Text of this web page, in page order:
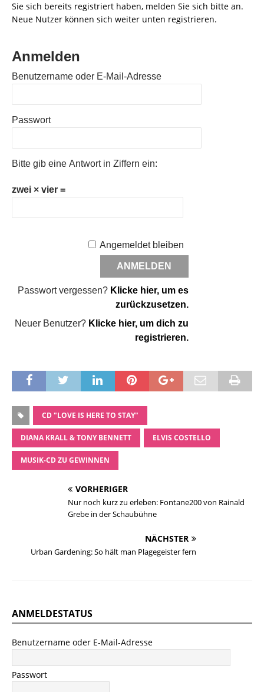
Sie sich bereits registriert haben, melden Sie sich bitte an.
Neue Nutzer können sich weiter unten registrieren.
Anmelden
Benutzername oder E-Mail-Adresse
Passwort
Bitte gib eine Antwort in Ziffern ein:
zwei × vier =
Angemeldet bleiben
Passwort vergessen? Klicke hier, um es
zurückzusetzen.
Neuer Benutzer? Klicke hier, um dich zu
registrieren.
CD "LOVE IS HERE TO STAY"
DIANA KRALL & TONY BENNETT ELVIS COSTELLO
MUSIK-CD ZU GEWINNEN
VORHERIGER
Nur noch kurz zu erleben: Fontane200 von Rainald
Grebe in der Schaubühne
NÄCHSTER
Urban Gardening: So hält man Plagegeister fern
ANMELDESTATUS
Benutzername oder E-Mail-Adresse
Passwort